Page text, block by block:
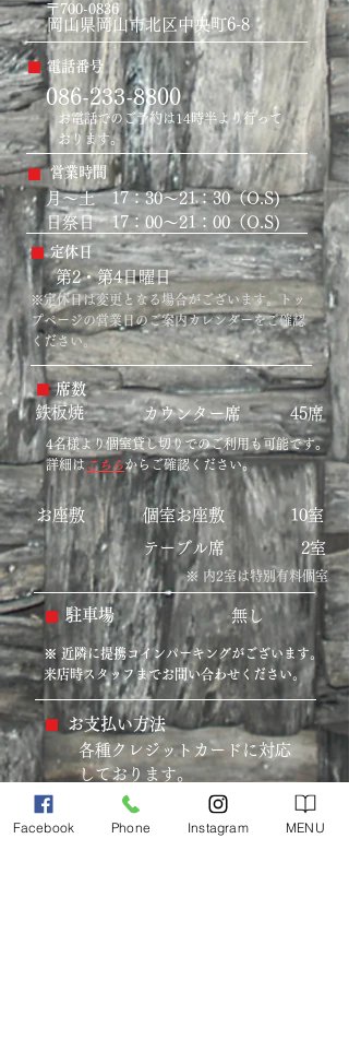
〒700-0836
岡山県岡山市北区中央町6-8
​■ 電話番号
086-233-8800
お電話でのご予約は14時半より行って
おります。
​■ 営業時間
月～土 17：30～21：30（O.S)
​日祭日 17：00～21：00（O.S)
​■ 定休日
第2・第4日曜日
※定休日は変更となる場合がございます。トッ
プページの営業日のご案内カレンダーをご確認
ください。
​■ 席数
​鉄板焼 カウンター席 45席
4名様より個室貸し切りでのご利用も可能です。
詳細はこちらからご確認ください。
お座敷
個室お座敷 10室
テーブル席 2室
※ 内2室は特別有料個室
​■ 駐車場 無し
※ 近隣に提携コインパーキングがございます。
来店時スタッフまでお問い合わせください。
​■
お支払い方法
各種クレジットカードに対応
しております。
Facebook Phone Instagram MENU